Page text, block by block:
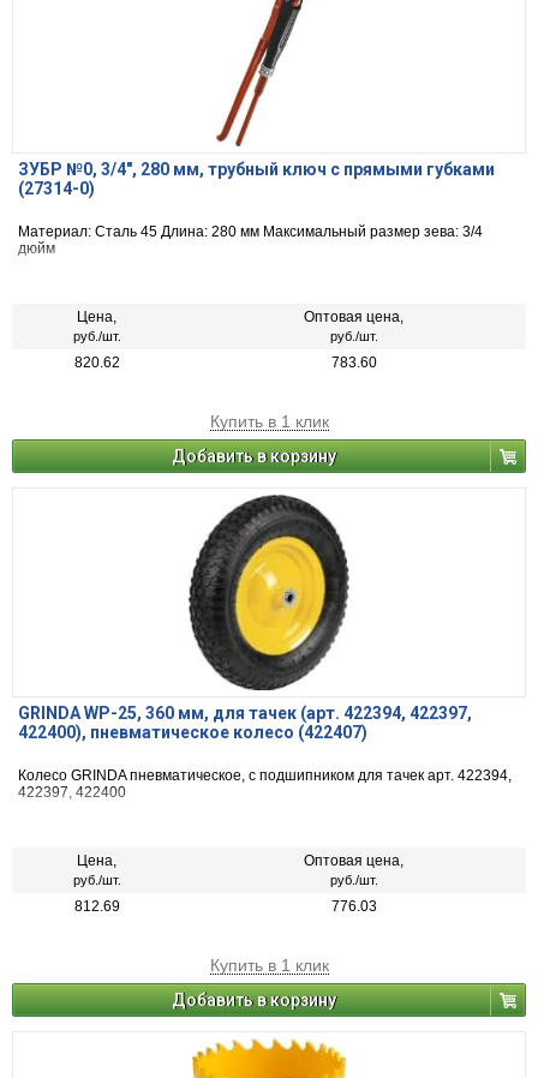
ЗУБР №0, 3/4″, 280 мм, трубный ключ с прямыми губками
(27314-0)
Материал: Сталь 45 Длина: 280 мм Максимальный размер зева: 3/4
дюйм
Цена,
руб./шт.
Оптовая цена,
руб./шт.
820.62 783.60
Купить в 1 клик
Добавить в корзину
GRINDA WP-25, 360 мм, для тачек (арт. 422394, 422397,
422400), пневматическое колесо (422407)
Колесо GRINDA пневматическое, с подшипником для тачек арт. 422394,
422397, 422400
Цена,
руб./шт.
Оптовая цена,
руб./шт.
812.69 776.03
Купить в 1 клик
Добавить в корзину